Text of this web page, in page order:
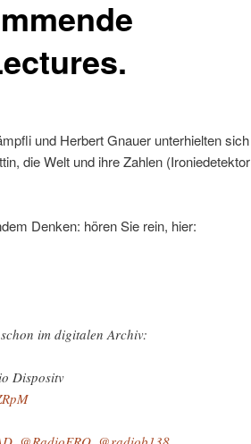
und Herbert Gnauer unterhielten sich
die Welt und ihre Zahlen (Ironiedetektor
Denken: hören Sie rein, hier:
im digitalen Archiv:
Dispositv